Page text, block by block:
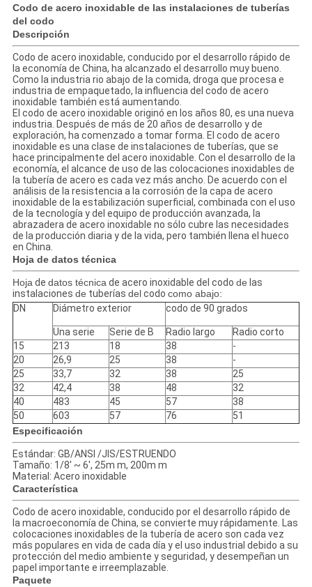
Codo de acero inoxidable de las instalaciones de tuberías
del codo
Descripción
Codo de acero inoxidable, conducido por el desarrollo rápido de
la economía de China, ha alcanzado el desarrollo muy bueno.
Como la industria rio abajo de la comida, droga que procesa e
industria de empaquetado, la influencia del codo de acero
inoxidable también está aumentando.
El codo de acero inoxidable originó en los años 80, es una nueva
industria. Después de más de 20 años de desarrollo y de
exploración, ha comenzado a tomar forma. El codo de acero
inoxidable es una clase de instalaciones de tuberías, que se
hace principalmente del acero inoxidable. Con el desarrollo de la
economía, el alcance de uso de las colocaciones inoxidables de
la tubería de acero es cada vez más ancho. De acuerdo con el
análisis de la resistencia a la corrosión de la capa de acero
inoxidable de la estabilización superficial, combinada con el uso
de la tecnología y del equipo de producción avanzada, la
abrazadera de acero inoxidable no sólo cubre las necesidades
de la producción diaria y de la vida, pero también llena el hueco
en China.
Hoja de datos técnica
Hojade datos técnicade acero inoxidable del codo de las
instalaciones de tuberías delcodo como abajo:
DN
Diámetro exterior codo de 90 grados
Una serie Serie de B Radio largo
Radio corto
15
213 18 38
-
20
26,9 25 38
-
25
33,7 32 38
25
32
42,4 38 48
32
40
483 45 57
38
50
603 57 76
51
Especificación
Estándar: GB/ANSI /JIS/ESTRUENDO
Tamaño: 1/8' ~ 6', 25m m, 200m m
Material: Acero inoxidable
Característica
Codo de acero inoxidable, conducido por el desarrollo rápido de
la macroeconomía de China, se convierte muy rápidamente. Las
colocaciones inoxidables de la tubería de acero son cada vez
más populares en vida de cada día y el uso industrial debido a su
protección del medio ambiente y seguridad, y desempeñan un
papel importante e irreemplazable.
Paquete